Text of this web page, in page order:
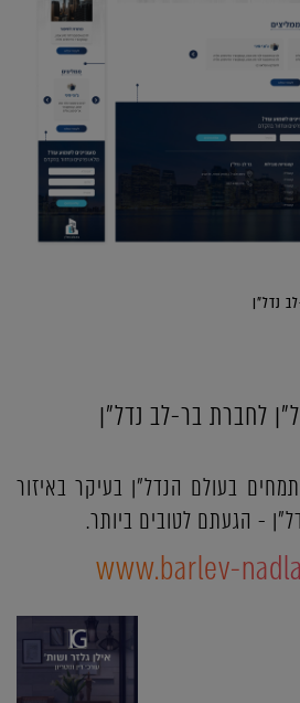
נדל"ן
לחברת בר-לב נדל"ן
בעולם הנדל"ן בעיקר באיזור
- הגעתם לטובים ביותר.
www.barlev-